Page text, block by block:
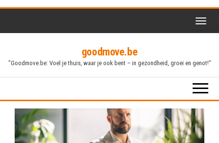
goodmove.be
"Goodmove.be: Voel je thuis, waar je ook bent – in gezondheid, groei en genot!"